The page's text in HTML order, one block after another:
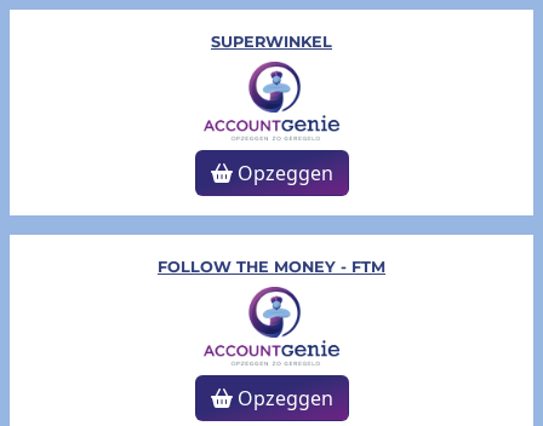
SUPERWINKEL
Opzeggen
FOLLOW THE MONEY - FTM
Opzeggen